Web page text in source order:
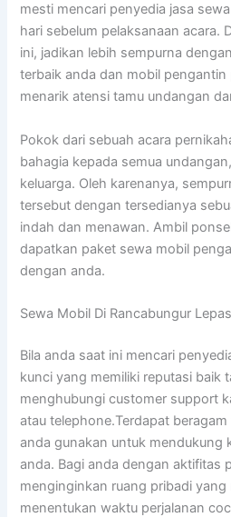
mesti mencari penyedia jasa
hari sebelum pelaksanaan acara.
ini, jadikan lebih sempurna
terbaik anda dan mobil
menarik atensi tamu undangan
Pokok dari sebuah acara
bahagia kepada semua
keluarga. Oleh karenanya,
tersebut dengan tersedianya
indah dan menawan. Ambil
dapatkan paket sewa mobil
dengan anda.
Sewa Mobil Di Rancabungur
Bila anda saat ini mencari
kunci yang memiliki reputasi baik
menghubungi customer support
atau telephone.Terdapat
anda gunakan untuk mendukung
anda. Bagi anda dengan aktifitas
menginginkan ruang pribadi yang
menentukan waktu perjalanan